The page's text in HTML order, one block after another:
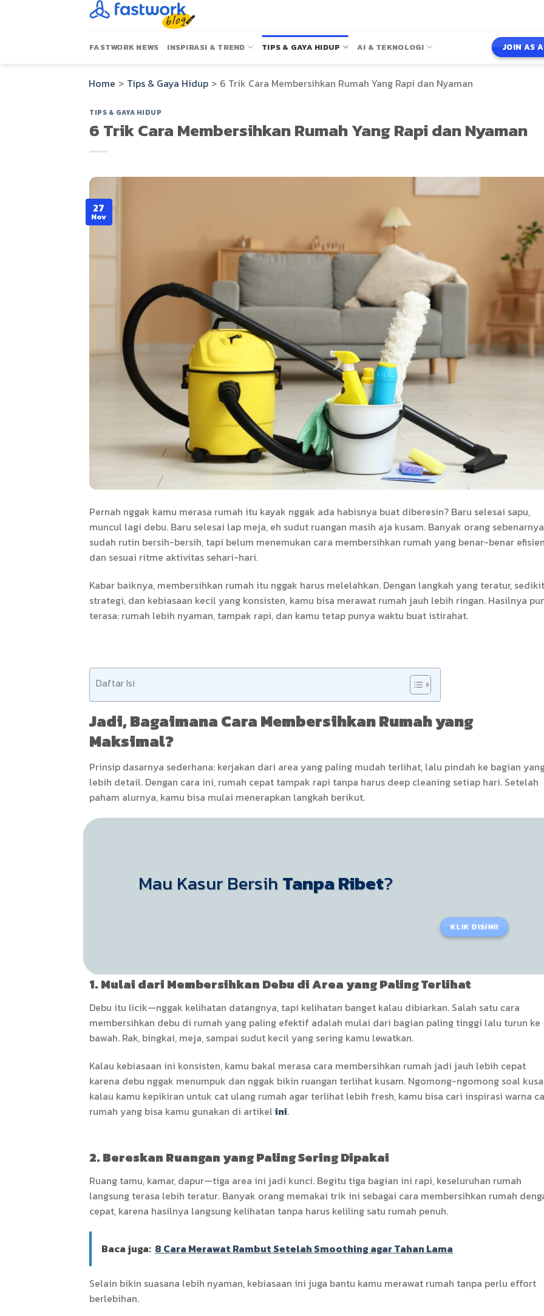
FASTWORK NEWS INSPIRASI & TREND TIPS & GAYA HIDUP AI & TEKNOLOGI JOIN AS
Home > Tips & Gaya Hidup > 6 Trik Cara Membersihkan Rumah Yang Rapi dan Nyaman
TIPS & GAYA HIDUP
6 Trik Cara Membersihkan Rumah Yang Rapi dan Nyaman
27
Nov
Pernah nggak kamu merasa rumah itu kayak nggak ada habisnya buat diberesin? Baru selesai sapu,
muncul lagi debu. Baru selesai lap meja, eh sudut ruangan masih aja kusam. Banyak orang sebenarnya
sudah rutin bersih-bersih, tapi belum menemukan cara membersihkan rumah yang benar-benar
dan sesuai ritme aktivitas sehari-hari.
Kabar baiknya, membersihkan rumah itu nggak harus melelahkan. Dengan langkah yang teratur, sedikit
strategi, dan kebiasaan kecil yang konsisten, kamu bisa merawat rumah jauh lebih ringan. Hasilnya
terasa: rumah lebih nyaman, tampak rapi, dan kamu tetap punya waktu buat istirahat.
Daftar Isi
Jadi, Bagaimana Cara Membersihkan Rumah yang
Maksimal?
Prinsip dasarnya sederhana: kerjakan dari area yang paling mudah terlihat, lalu pindah ke bagian
lebih detail. Dengan cara ini, rumah cepat tampak rapi tanpa harus deep cleaning setiap hari. Setelah
paham alurnya, kamu bisa mulai menerapkan langkah berikut.
Mau Kasur Bersih Tanpa Ribet?
KLIK DISINI!
1. Mulai dari Membersihkan Debu di Area yang Paling Terlihat
Debu itu licik—nggak kelihatan datangnya, tapi kelihatan banget kalau dibiarkan. Salah satu cara
membersihkan debu di rumah yang paling efektif adalah mulai dari bagian paling tinggi lalu turun ke
bawah. Rak, bingkai, meja, sampai sudut kecil yang sering kamu lewatkan.
Kalau kebiasaan ini konsisten, kamu bakal merasa cara membersihkan rumah jadi jauh lebih cepat
karena debu nggak menumpuk dan nggak bikin ruangan terlihat kusam. Ngomong-ngomong soal
kalau kamu kepikiran untuk cat ulang rumah agar terlihat lebih fresh, kamu bisa cari inspirasi warna
rumah yang bisa kamu gunakan di artikel ini.
2. Bereskan Ruangan yang Paling Sering Dipakai
Ruang tamu, kamar, dapur—tiga area ini jadi kunci. Begitu tiga bagian ini rapi, keseluruhan rumah
langsung terasa lebih teratur. Banyak orang memakai trik ini sebagai cara membersihkan rumah
cepat, karena hasilnya langsung kelihatan tanpa harus keliling satu rumah penuh.
Baca juga: 8 Cara Merawat Rambut Setelah Smoothing agar Tahan Lama
Selain bikin suasana lebih nyaman, kebiasaan ini juga bantu kamu merawat rumah tanpa perlu effort
berlebihan.